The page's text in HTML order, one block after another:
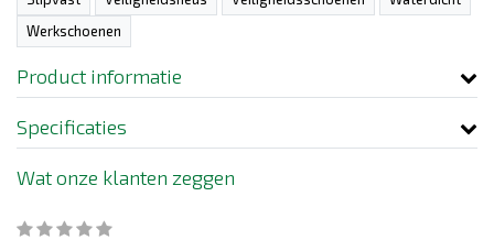
Werkschoenen
Product informatie
Specificaties
Wat onze klanten zeggen